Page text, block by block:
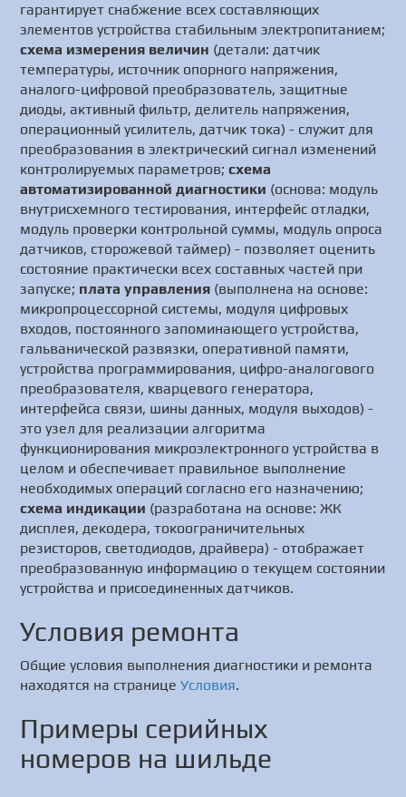
гарантирует снабжение всех составляющих
элементов устройства стабильным электропитанием;
схема измерения величин (детали: датчик
температуры, источник опорного напряжения,
аналого-цифровой преобразователь, защитные
диоды, активный фильтр, делитель напряжения,
операционный усилитель, датчик тока) - служит для
преобразования в электрический сигнал изменений
контролируемых параметров;схема
автоматизированной диагностики (основа: модуль
внутрисхемного тестирования, интерфейс отладки,
модуль проверки контрольной суммы, модуль опроса
датчиков, сторожевой таймер) - позволяет оценить
состояние практически всех составных частей при
запуске; плата управления (выполнена на основе:
микропроцессорной системы, модуля цифровых
входов, постоянного запоминающего устройства,
гальванической развязки, оперативной памяти,
устройства программирования, цифро-аналогового
преобразователя, кварцевого генератора,
интерфейса связи, шины данных, модуля выходов) -
это узел для реализации алгоритма
функционирования микроэлектронного устройства в
целом и обеспечивает правильное выполнение
необходимых операций согласно его назначению;
схема индикации (разработана на основе: ЖК
дисплея, декодера, токоограничительных
резисторов, светодиодов, драйвера) - отображает
преобразованную информацию о текущем состоянии
устройства и присоединенных датчиков.
Условия ремонта
Общие условия выполнения диагностики и ремонта
находятся на страницеУсловия.
Примеры серийных
номеров на шильде